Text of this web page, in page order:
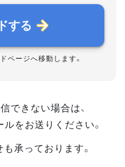
する
ページへ移動します。
できない場合は、
ルをお送りください。
承っております。